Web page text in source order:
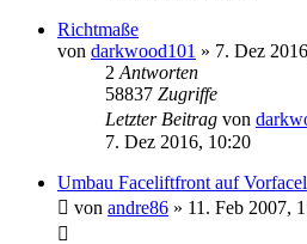
Richtmaße
von darkwood101 » 7. Dez
2 Antworten
58837 Zugriffe
Letzter Beitrag von
7. Dez 2016, 10:20
Umbau Faceliftfront auf
von andre86 » 11. Feb 2007,